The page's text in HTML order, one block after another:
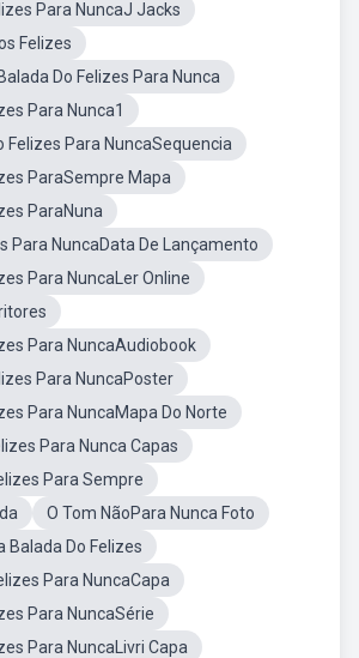
Para NuncaJ Jacks
Felizes
Do Felizes Para Nunca
Para Nunca1
Felizes Para NuncaSequencia
ParaSempre Mapa
ParaNuna
Para NuncaData De Lançamento
Para NuncaLer Online
Para NuncaAudiobook
Para NuncaPoster
Para NuncaMapa Do Norte
Para Nunca Capas
Para Sempre
O Tom NãoPara Nunca Foto
Balada Do Felizes
Para NuncaCapa
Para NuncaSérie
Para NuncaLivri Capa